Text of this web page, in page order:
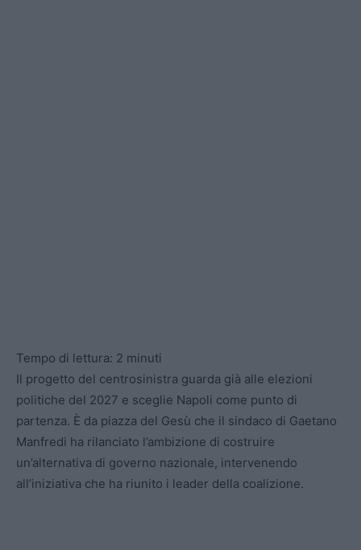
Tempo di lettura: 2 minuti
Il progetto del centrosinistra guarda già alle elezioni
politiche del 2027 e sceglie Napoli come punto di
partenza. È da piazza del Gesù che il sindaco di Gaetano
Manfredi ha rilanciato l’ambizione di costruire
un’alternativa di governo nazionale, intervenendo
all’iniziativa che ha riunito i leader della coalizione.